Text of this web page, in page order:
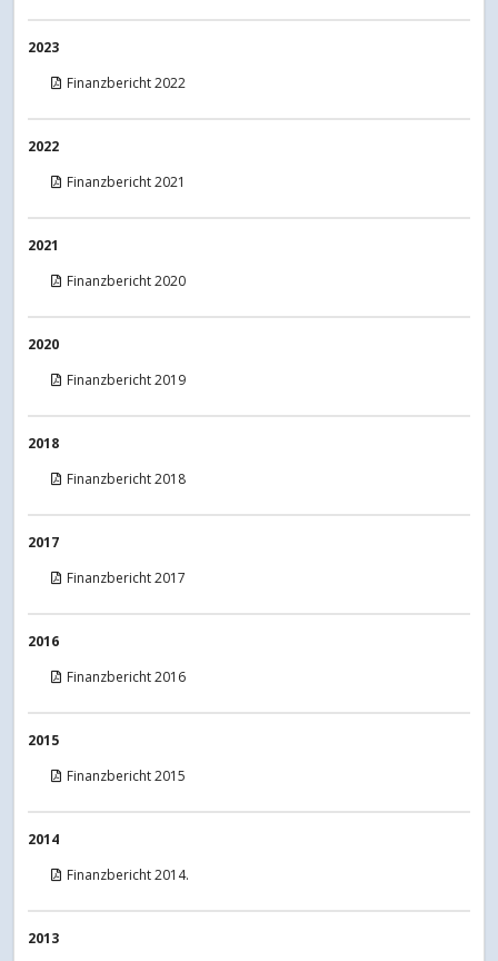
2023
Finanzbericht 2022
2022
Finanzbericht 2021
2021
Finanzbericht 2020
2020
Finanzbericht 2019
2018
Finanzbericht 2018
2017
Finanzbericht 2017
2016
Finanzbericht 2016
2015
Finanzbericht 2015
2014
Finanzbericht 2014.
2013